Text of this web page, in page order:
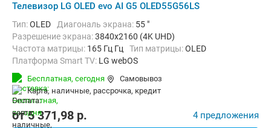
Телевизор LG OLED evo AI G5 OLED55G56LS
Тип:OLED Диагональ экрана: 55 "
Разрешение экрана:3840x2160 (4K UHD)
Частота матрицы: 165 Гц Гц Тип матрицы:OLED
Платформа Smart TV: LG webOS
Беспроводные интерфейсы:
Бесплатная, сегодня
Самовывоз
карта, наличные, рассрочка, кредит
от5 371,98 p. 4 предложения